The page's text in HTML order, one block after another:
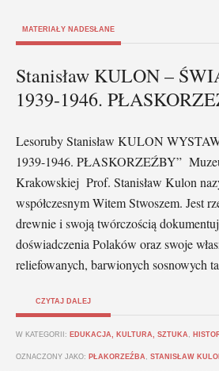
MATERIAŁY NADESŁANE
Stanisław KULON –
1939-1946.
Lesoruby Stanisław KULON
1939-1946. PŁASKORZEŹBY”
Krakowskiej Prof. Stanisław Kulon
współczesnym Witem Stwoszem. Jest
drewnie i swoją twórczością
doświadczenia Polaków oraz swoje
reliefowanych, barwionych sosnowych
CZYTAJ DALEJ
W KATEGORII: EDUKACJA, KULTURA, SZTUKA
OZNACZONY JAKO: PŁAKORZEŹBA STANISŁAW